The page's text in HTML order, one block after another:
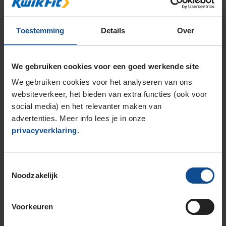
Toestemming Details Over
We gebruiken cookies voor een goed werkende site
We gebruiken cookies voor het analyseren van ons
websiteverkeer, het bieden van extra functies (ook voor
social media) en het relevanter maken van
advertenties. Meer info lees je in onze
privacyverklaring.
Noodzakelijk
Voorkeuren
Renault onderhoud nodig?
Rijd je in een oudere Renault? Dan kun je als
vuistregel aanhouden: om het jaar of om de 15.000
Rijd je in een nieuwe Renault? Dan verschijnt er
meestal een melding in je dashboard als het tijd is
voor onderhoud.